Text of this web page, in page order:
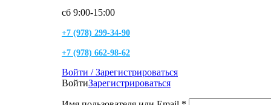
сб 9:00-15:00
+7 (978) 299-34-90
+7 (978) 662-98-62
Войти / Зарегистрироваться
ВойтиЗарегистрироваться